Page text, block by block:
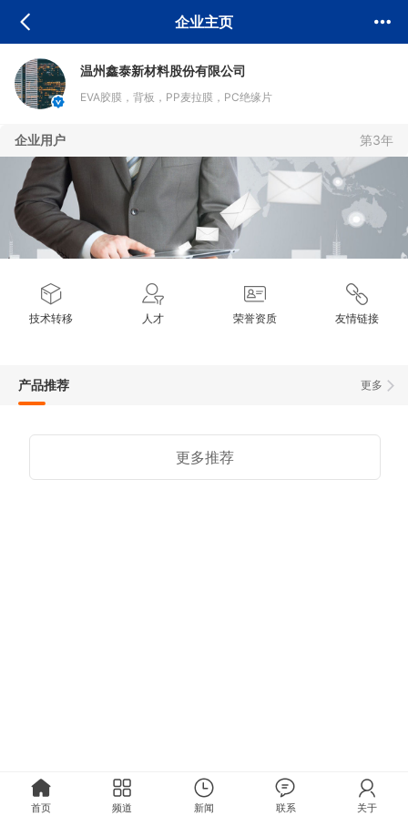
企业主页
温州鑫泰新材料股份有限公司
EVA胶膜，背板，PP麦拉膜，PC绝缘片
企业用户 第3年
技术转移 人才 荣誉资质 友情链接
更多
产品推荐
更多推荐
首页 频道 新闻 联系 关于